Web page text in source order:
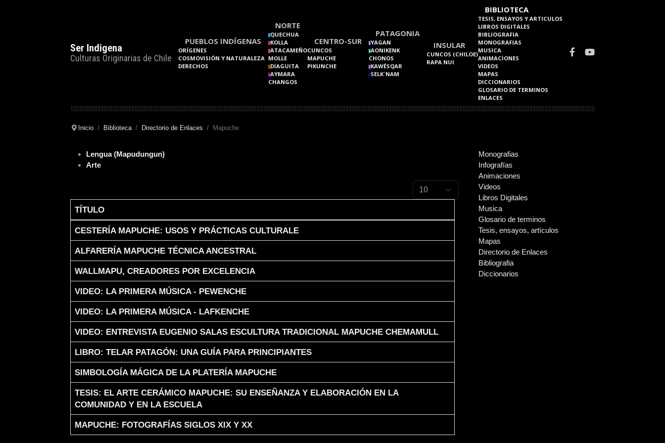
Ser Indigena
Culturas Originarias de Chile
PUEBLOS INDÍGENAS
ORÍGENES
COSMOVISIÓN Y NATURALEZA
DERECHOS
NORTE
QUECHUA
KOLLA
ATACAMEÑO
MOLLE
DIAGUITA
AYMARA
CHANGOS
CENTRO-SUR
CUNCOS
MAPUCHE
PIKUNCHE
PATAGONIA
YAGAN
AONIKENK
CHONOS
KAWÉSQAR
SELK´NAM
INSULAR
CUNCOS (CHILOE)
RAPA NUI
BIBLIOTECA
TESIS, ENSAYOS Y ARTICULOS
LIBROS DIGITALES
BIBLIOGRAFIA
MONOGRAFIAS
MUSICA
ANIMACIONES
VIDEOS
MAPAS
DICCIONARIOS
GLOSARIO DE TERMINOS
ENLACES
Inicio Biblioteca Directorio de Enlaces Mapuche
Lengua (Mapudungun)
Arte
Cantidad a mostrar
TÍTULO
CESTERÍA MAPUCHE: USOS Y PRÁCTICAS CULTURALE
ALFARERÍA MAPUCHE TÉCNICA ANCESTRAL
WALLMAPU, CREADORES POR EXCELENCIA
VIDEO: LA PRIMERA MÚSICA - PEWENCHE
VIDEO: LA PRIMERA MÚSICA - LAFKENCHE
VIDEO: ENTREVISTA EUGENIO SALAS ESCULTURA TRADICIONAL MAPUCHE CHEMAMULL
LIBRO: TELAR PATAGÓN: UNA GUÍA PARA PRINCIPIANTES
SIMBOLOGÍA MÁGICA DE LA PLATERÍA MAPUCHE
TESIS: EL ARTE CERÁMICO MAPUCHE: SU ENSEÑANZA Y ELABORACIÓN EN LA
COMUNIDAD Y EN LA ESCUELA
MAPUCHE: FOTOGRAFÍAS SIGLOS XIX Y XX
Monografias
Infografías
Animaciones
Videos
Libros Digitales
Musica
Glosario de terminos
Tesis, ensayos, artículos
Mapas
Directorio de Enlaces
Bibliografia
Diccionarios